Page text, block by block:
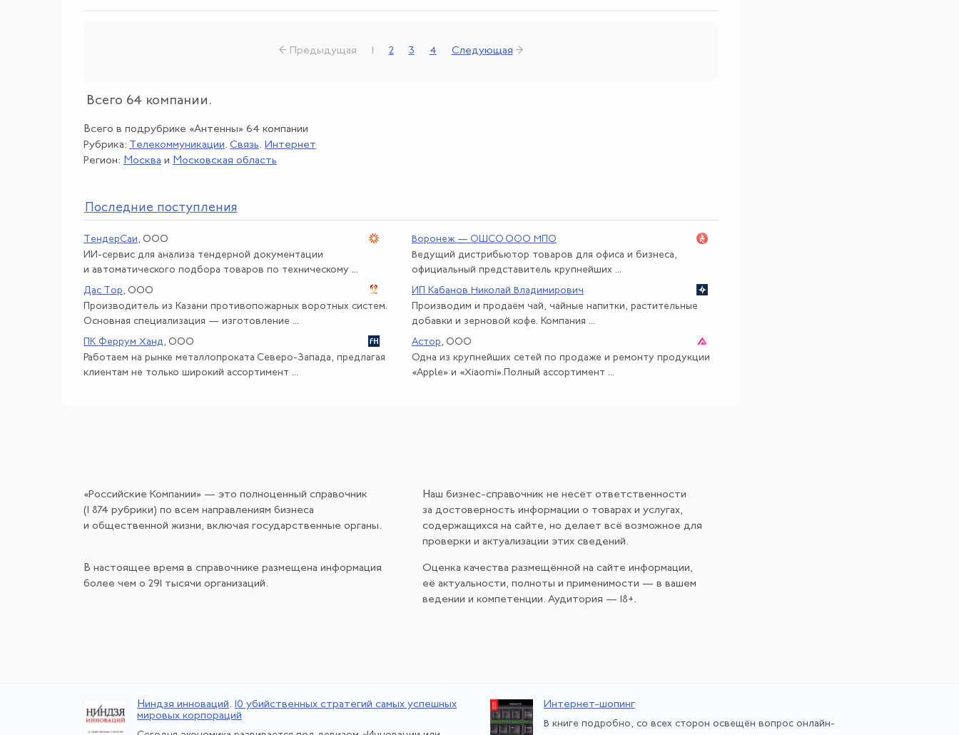
← Предыдущая 2 3 4 Следующая →
Всего 64 компании.
Всего в подрубрике «Антенны» 64 компании
Рубрика: Телекоммуникации. Связь. Интернет
Регион: Москва и Московская область
Последние поступления
ТендерСаи , ООО
ИИ-сервис для анализа тендерной документации
и автоматического подбора товаров по техническому ...
Воронеж — ОШСО ООО МПО
Ведущий дистрибьютор товаров для офиса и бизнеса,
официальный представитель крупнейших ...
Дас Тор , ООО
Производитель из Казани противопожарных воротных систем.
Основная специализация — изготовление ...
ИП Кабанов Николай Владимирович
Производим и продаём чай, чайные напитки, растительные
добавки и зерновой кофе. Компания ...
ПК Феррум Ханд , ООО
Работаем на рынке металлопроката Северо-Запада, предлагая
клиентам не только широкий ассортимент ...
Астор , ООО
Одна из крупнейших сетей по продаже и ремонту продукции
«Apple» и «Xiaomi».Полный ассортимент ...
«Российские Компании» — это полноценный справочник
(1 874 рубрики) по всем направлениям бизнеса
и общественной жизни, включая государственные органы.
Наш бизнес-справочник не несёт ответственности
за достоверность информации о товарах и услугах,
содержащихся на сайте, но делает всё возможное для
проверки и актуализации этих сведений.
В настоящее время в справочнике размещена информация
более чем о 291 тысячи организаций.
Оценка качества размещённой на сайте информации,
её актуальности, полноты и применимости — в вашем
ведении и компетенции. Аудитория — 18+.
Ниндзя инноваций. 10 убийственных стратегий самых успешных
мировых корпораций
Интернет-шопинг
В книге подробно, со всех сторон освещён вопрос онлайн-